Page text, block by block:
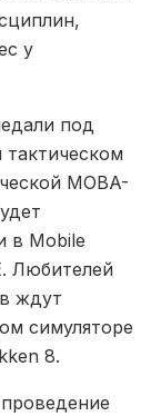
у
под
MOBA-
в Mobile
Любителей
ждут
симуляторе
8.